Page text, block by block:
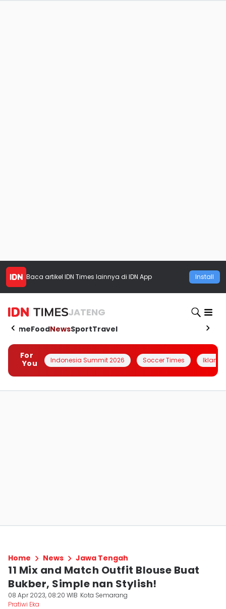
Baca artikel IDN Times lainnya di IDN App Install
JATENG
HomeFoodNewsSportTravel
For
You
Indonesia Summit 2026 Soccer Times Iklanin
Home News Jawa Tengah
11 Mix and Match Outfit Blouse Buat
Bukber, Simple nan Stylish!
08 Apr 2023, 08:20 WIB Kota Semarang
Pratiwi Eka